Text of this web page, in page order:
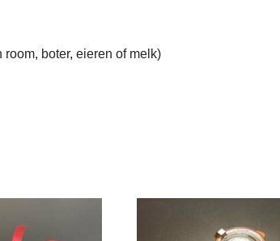
boter, eieren of melk)